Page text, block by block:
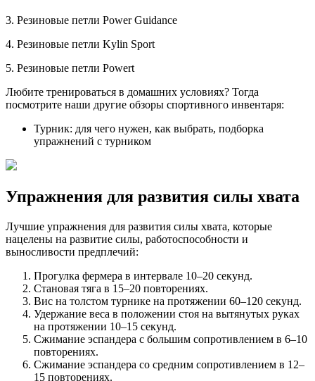
3. Резиновые петли Power Guidance
4. Резиновые петли Kylin Sport
5. Резиновые петли Powert
Любите тренироваться в домашних условиях? Тогда
посмотрите наши другие обзоры спортивного инвентаря:
Турник: для чего нужен, как выбрать, подборка
упражнений с турником
Упражнения для развития силы хвата
Лучшие упражнения для развития силы хвата, которые
нацелены на развитие силы, работоспособности и
выносливости предплечий:
Прогулка фермера в интервале 10–20 секунд.
Становая тяга в 15–20 повторениях.
Вис на толстом турнике на протяжении 60–120 секунд.
Удержание веса в положении стоя на вытянутых руках
на протяжении 10–15 секунд.
Сжимание эспандера с большим сопротивлением в 6–10
повторениях.
Сжимание эспандера со средним сопротивлением в 12–
15 повторениях.